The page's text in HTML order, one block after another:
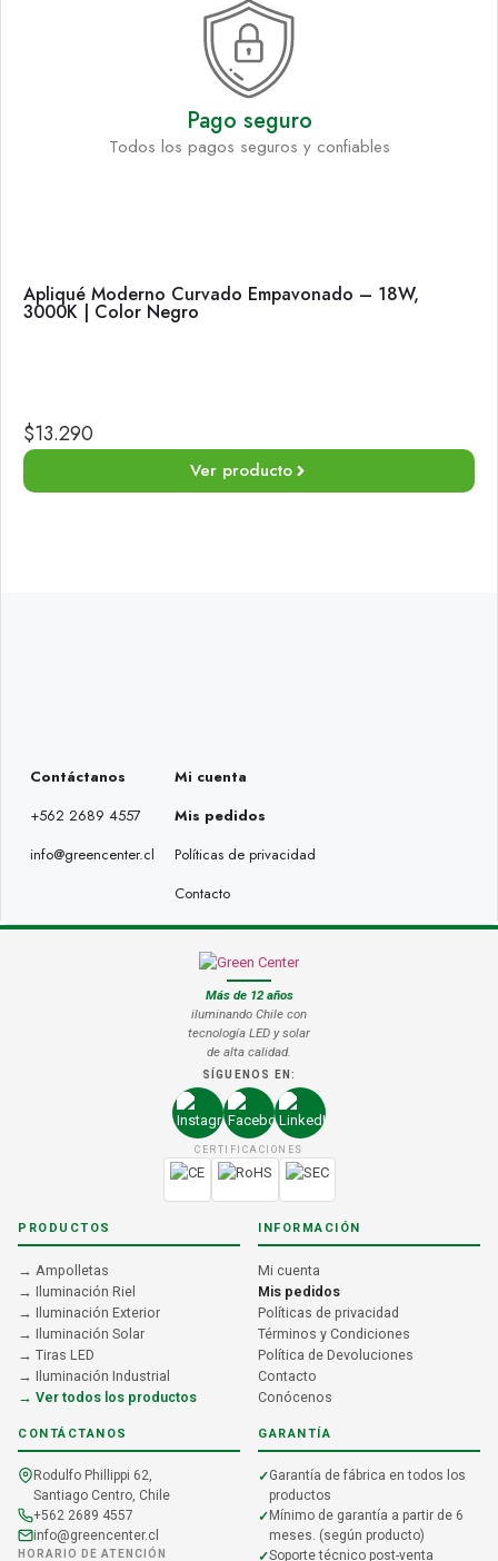
Pago seguro
Todos los pagos seguros y confiables
Apliqué Moderno Curvado Empavonado – 18W,
3000K | Color Negro
$13.290
Ver producto
Contáctanos
+562 2689 4557
info@greencenter.cl
Mi cuenta
Mis pedidos
Políticas de privacidad
Contacto
Más de 12 años
iluminando Chile con
tecnología LED y solar
de alta calidad.
SÍGUENOS EN:
CERTIFICACIONES
PRODUCTOS
→ Ampolletas
→ Iluminación Riel
→ Iluminación Exterior
→ Iluminación Solar
→ Tiras LED
→ Iluminación Industrial
→ Ver todos los productos
INFORMACIÓN
Mi cuenta
Mis pedidos
Políticas de privacidad
Términos y Condiciones
Política de Devoluciones
Contacto
Conócenos
CONTÁCTANOS
Rodulfo Phillippi 62,
Santiago Centro, Chile
+562 2689 4557
info@greencenter.cl
HORARIO DE ATENCIÓN
GARANTÍA
Garantía de fábrica en todos los
productos
Mínimo de garantía a partir de 6
meses. (según producto)
Soporte técnico post-venta